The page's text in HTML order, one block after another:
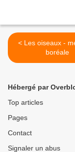
< Les oiseaux - mésange
boréale
Hébergé par
Top articles
Pages
Contact
Signaler un abus